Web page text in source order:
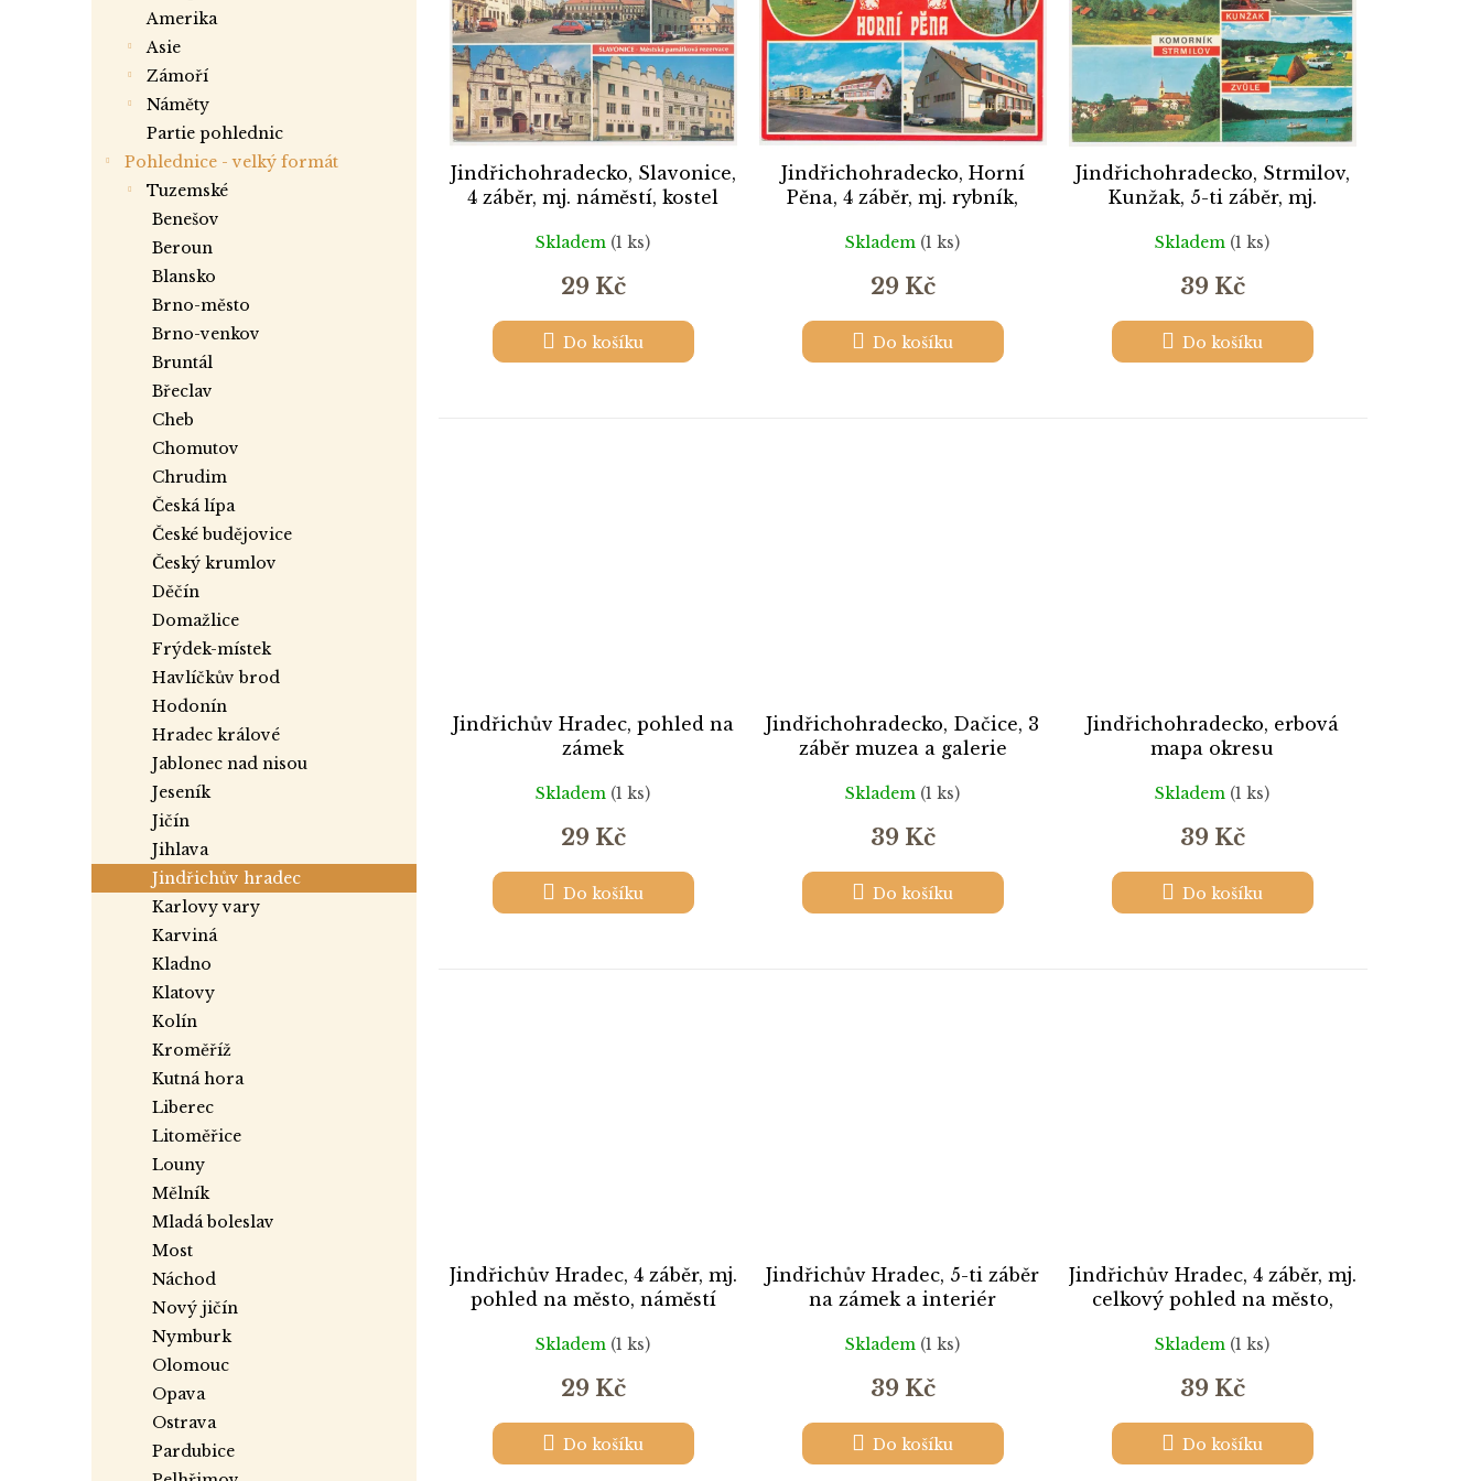
amerika
asie
zámoří
náměty
partie pohlednic
Pohlednice - velký formát
tuzemské
benešov
beroun
blansko
brno-město
brno-venkov
bruntál
břeclav
cheb
chomutov
chrudim
česká lípa
české budějovice
český krumlov
děčín
domažlice
frýdek-místek
havlíčkův brod
hodonín
hradec králové
jablonec nad nisou
jeseník
jičín
jihlava
jindřichův hradec
karlovy vary
karviná
kladno
klatovy
kolín
kroměříž
kutná hora
liberec
litoměřice
louny
mělník
mladá boleslav
most
náchod
nový jičín
nymburk
olomouc
opava
ostrava
pardubice
dp
kJindřichohradecko, Slavonice,
4 záběr, mj. náměstí, kostel
Skladem (1 ks)
29 Kč
Do košíku
Jindřichohradecko, Horní
Pěna, 4 záběr, mj. rybník,
Skladem (1 ks)
29 Kč
Do košíku
Jindřichohradecko, Strmilov,
Kunžak, 5-ti záběr, mj.
Skladem (1 ks)
39 Kč
Do košíku
Jindřichův Hradec, pohled na
zámek
Skladem (1 ks)
29 Kč
Do košíku
Jindřichohradecko, Dačice, 3
záběr muzea a galerie
Skladem (1 ks)
39 Kč
Do košíku
Jindřichohradecko, erbová
mapa okresu
Skladem (1 ks)
39 Kč
Do košíku
Jindřichův Hradec, 4 záběr, mj.
pohled na město, náměstí
Skladem (1 ks)
29 Kč
Do košíku
Jindřichův Hradec, 5-ti záběr
na zámek a interiér
Skladem (1 ks)
39 Kč
Do košíku
Jindřichův Hradec, 4 záběr, mj.
celkový pohled na město,
Skladem (1 ks)
39 Kč
Do košíku